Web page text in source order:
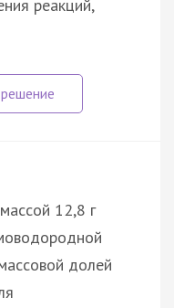
реакций,
12,8 г
долей